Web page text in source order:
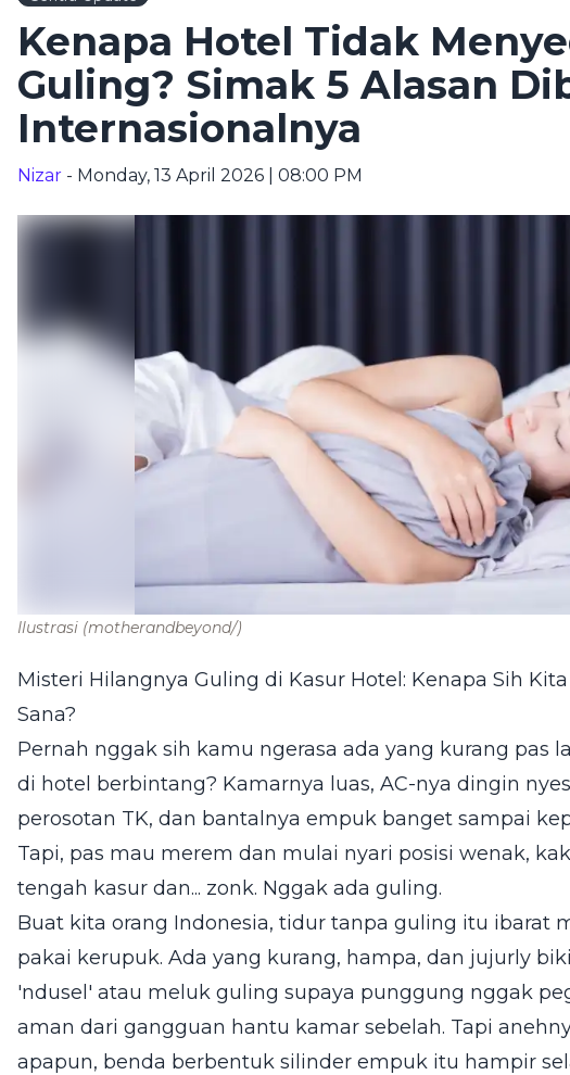
Kenapa Hotel Tidak
Guling? Simak 5 Alasan
Internasionalnya
Nizar - Monday, 13 April 2026 | 08:00 PM
Ilustrasi (motherandbeyond/)
Misteri Hilangnya Guling di Kasur Hotel: Kenapa Sih
Sana?
Pernah nggak sih kamu ngerasa ada yang kurang pas
di hotel berbintang? Kamarnya luas, AC-nya dingin
perosotan TK, dan bantalnya empuk banget sampai
Tapi, pas mau merem dan mulai nyari posisi wenak,
tengah kasur dan... zonk. Nggak ada guling.
Buat kita orang Indonesia, tidur tanpa guling itu ibarat
pakai kerupuk. Ada yang kurang, hampa, dan jujurly
'ndusel' atau meluk guling supaya punggung nggak
aman dari gangguan hantu kamar sebelah. Tapi
apapun, benda berbentuk silinder empuk itu hampir